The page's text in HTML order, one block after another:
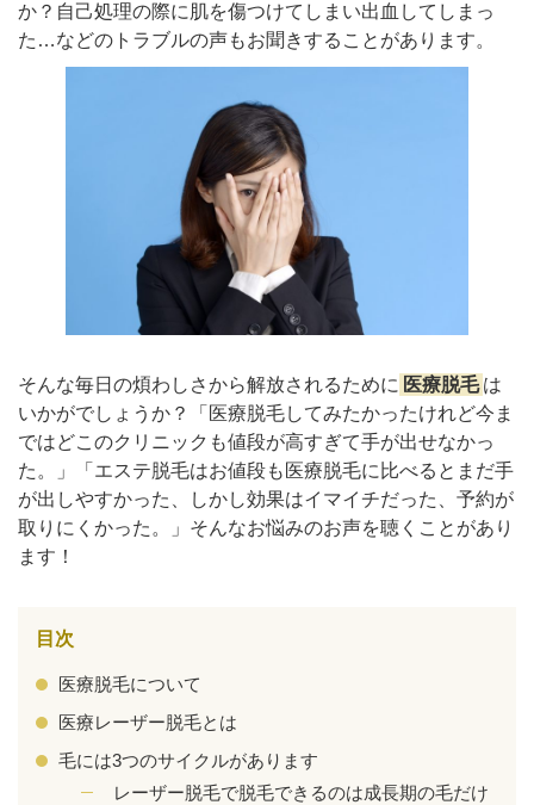
予約方法に
ついて
アフターケア オンライン診療
よくあるご質問
美容ブログ
オンラインショップ
LINE予約
か？自己処理の際に肌を傷つけてしまい出血してしまっ
た…などのトラブルの声もお聞きすることがあります。
そんな毎日の煩わしさから解放されるために 医療脱毛 は
いかがでしょうか？「医療脱毛してみたかったけれど今ま
ではどこのクリニックも値段が高すぎて手が出せなかっ
た。」「エステ脱毛はお値段も医療脱毛に比べるとまだ手
が出しやすかった、しかし効果はイマイチだった、予約が
取りにくかった。」そんなお悩みのお声を聴くことがあり
ます！
目次
医療脱毛について
医療レーザー脱毛とは
毛には3つのサイクルがあります
レーザー脱毛で脱毛できるのは成長期の毛だけ